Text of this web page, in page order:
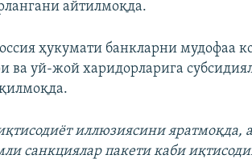
айтилмоқда.
ҳукумати банкларни мудофаа
ва уй-жой харидорларига
иллюзиясини яратмоқда,
санкциялар пакети каби